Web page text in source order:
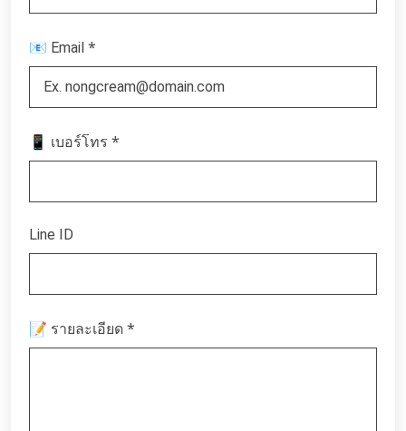
📧 Email *
📱 เบอร์โทร *
Line ID
📝 รายละเอียด *